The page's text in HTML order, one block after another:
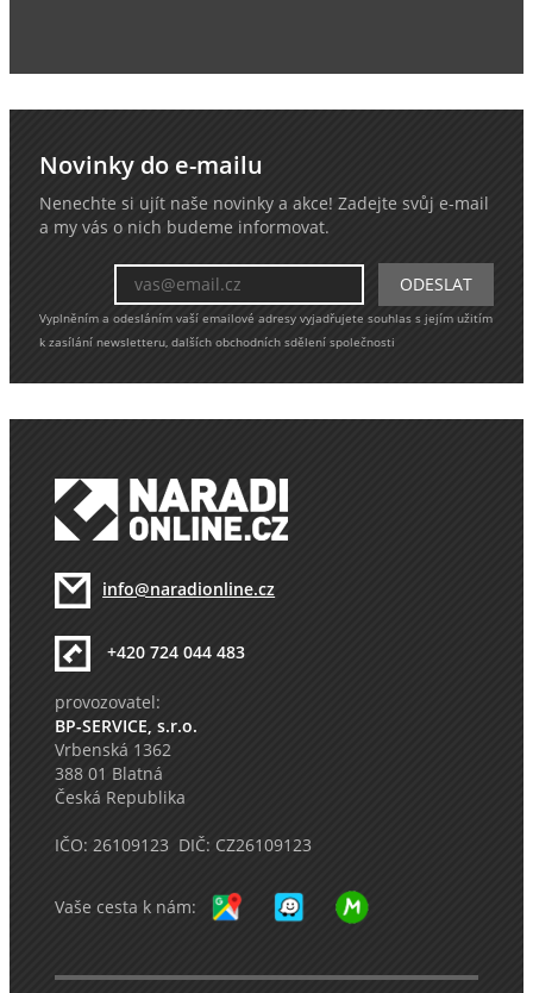
Novinky do e-mailu
Nenechte si ujít naše novinky a akce! Zadejte svůj e-mail
a my vás o nich budeme informovat.
Vyplněním a odesláním vaší emailové adresy vyjadřujete souhlas s jejím užitím
k zasílání newsletteru, dalších obchodních sdělení společnosti
info@naradionline.cz
+420 724 044 483
provozovatel:
BP-SERVICE, s.r.o.
Vrbenská 1362
388 01 Blatná
Česká Republika
IČO: 26109123 DIČ: CZ26109123
Vaše cesta k nám: